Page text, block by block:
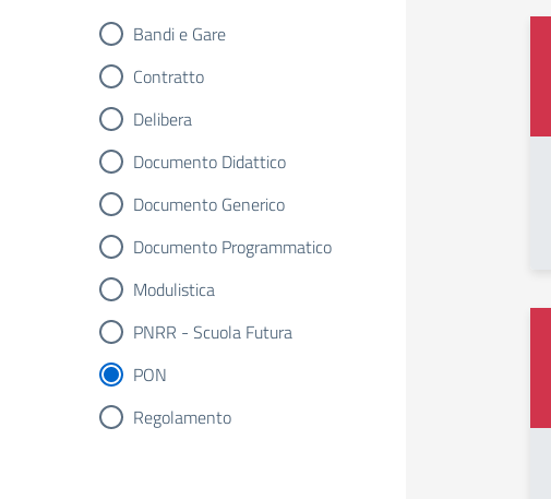
Bandi e Gare
Contratto
Delibera
Documento Didattico
Documento Generico
Documento Programmatico
Modulistica
PNRR - Scuola Futura
PON
Regolamento